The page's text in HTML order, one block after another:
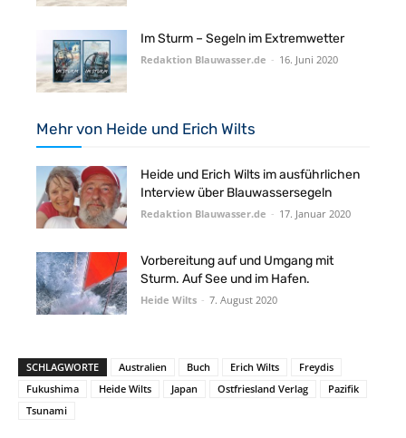
Im Sturm – Segeln im Extremwetter
Redaktion Blauwasser.de - 16. Juni 2020
Mehr von Heide und Erich Wilts
Heide und Erich Wilts im ausführlichen
Interview über Blauwassersegeln
Redaktion Blauwasser.de - 17. Januar 2020
Vorbereitung auf und Umgang mit
Sturm. Auf See und im Hafen.
Heide Wilts - 7. August 2020
SCHLAGWORTE Australien Buch Erich Wilts
Freydis
Fukushima
Heide Wilts Japan Ostfriesland Verlag
Pazifik
Tsunami